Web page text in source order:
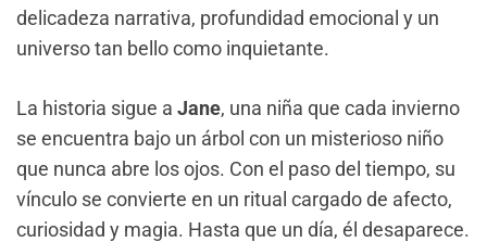
delicadeza narrativa, profundidad emocional y un
universo tan bello como inquietante.
La historia sigue a Jane, una niña que cada invierno
se encuentra bajo un árbol con un misterioso niño
que nunca abre los ojos. Con el paso del tiempo, su
vínculo se convierte en un ritual cargado de afecto,
curiosidad y magia. Hasta que un día, él desaparece.